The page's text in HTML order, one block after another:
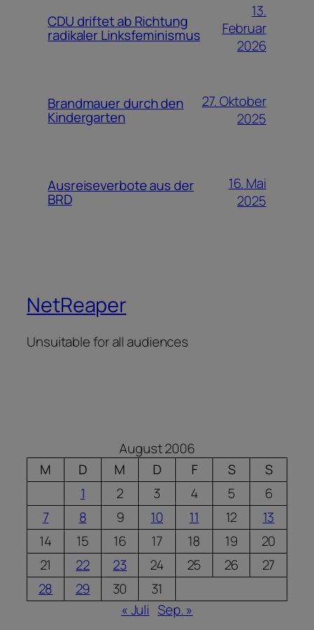
CDU driftet ab Richtung
radikaler Linksfeminismus
13.
Februar
2026
Brandmauer durch den
Kindergarten
27. Oktober
2025
Ausreiseverbote aus der
BRD
16. Mai
2025
NetReaper
Unsuitable for all audiences
August 2006
M
D M D F S
S
1
2 3 4 5
6
7
8 9 10 11 12
13
14
15 16 17 18 19
20
21
22 23 24 25 26
27
28
29 30
31
« Juli Sep. »